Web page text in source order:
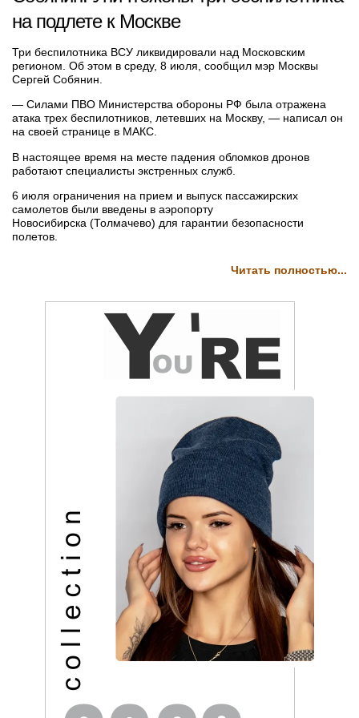
на подлете к Москве
Три беспилотника ВСУ ликвидировали над Московским
регионом. Об этом в среду, 8 июля, сообщил мэр Москвы
Сергей Собянин.
— Силами ПВО Министерства обороны РФ была отражена
атака трех беспилотников, летевших на Москву, — написал он
на своей странице в МАКС.
В настоящее время на месте падения обломков дронов
работают специалисты экстренных служб.
6 июля ограничения на прием и выпуск пассажирских
самолетов были введены в аэропорту
Новосибирска (Толмачево) для гарантии безопасности
полетов.
Читать полностью...